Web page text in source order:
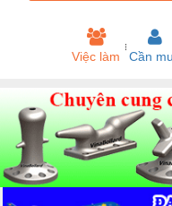
Việc làm Cần